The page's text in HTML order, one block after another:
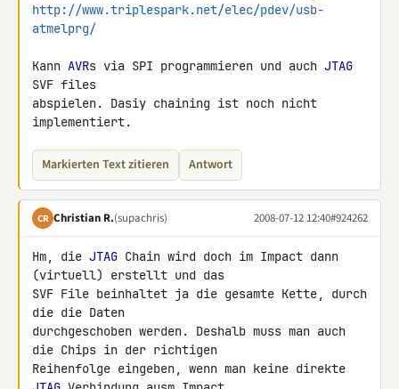
http://www.triplespark.net/elec/pdev/usb-
atmelprg/
Kann AVRs via SPI programmieren und auch JTAG
SVF files
abspielen. Dasiy chaining ist noch nicht
implementiert.
Markierten Text zitieren Antwort
CR Christian R.(supachris) 2008-07-12 12:40#924262
Hm, die JTAG Chain wird doch im Impact dann
(virtuell) erstellt und das
SVF File beinhaltet ja die gesamte Kette, durch
die die Daten
durchgeschoben werden. Deshalb muss man auch
die Chips in der richtigen